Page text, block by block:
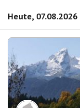
Heute, 07.08.2026